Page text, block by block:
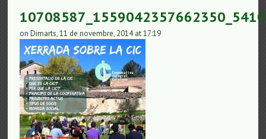
on Dimarts, 11 de novembre, 2014 at 17:19